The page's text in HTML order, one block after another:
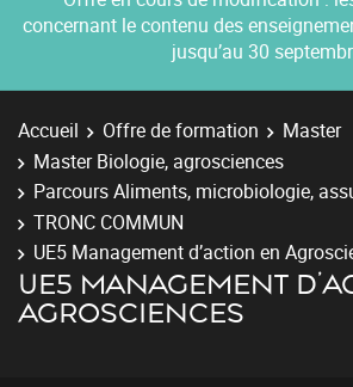
concernant le contenu des
jusqu’au 30
Accueil Offre de formation
Master
Master Biologie, agrosciences
Parcours Aliments, microbiologie,
TRONC COMMUN
UE5 Management d’action en
UE5 MANAGEMENT
AGROSCIENCES